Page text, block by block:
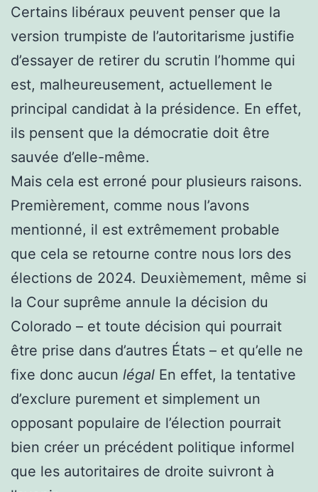
Certains libéraux peuvent penser que la
version trumpiste de l’autoritarisme justifie
d’essayer de retirer du scrutin l’homme qui
est, malheureusement, actuellement le
principal candidat à la présidence. En effet,
ils pensent que la démocratie doit être
sauvée d’elle-même.
Mais cela est erroné pour plusieurs raisons.
Premièrement, comme nous l’avons
mentionné, il est extrêmement probable
que cela se retourne contre nous lors des
élections de 2024. Deuxièmement, même si
la Cour suprême annule la décision du
Colorado – et toute décision qui pourrait
être prise dans d’autres États – et qu’elle ne
fixe donc aucun légal En effet, la tentative
d’exclure purement et simplement un
opposant populaire de l’élection pourrait
bien créer un précédent politique informel
que les autoritaires de droite suivront à